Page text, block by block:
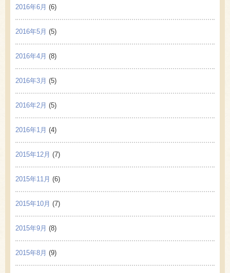
2016年6月 (6)
2016年5月 (5)
2016年4月 (8)
2016年3月 (5)
2016年2月 (5)
2016年1月 (4)
2015年12月 (7)
2015年11月 (6)
2015年10月 (7)
2015年9月 (8)
2015年8月 (9)